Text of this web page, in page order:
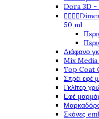
Dora 3D -

50 ml
Διάφανο
Mix Media
Top Coat
Σπρέι εφέ
Γκλίτερ
Εφέ
Σκόνες